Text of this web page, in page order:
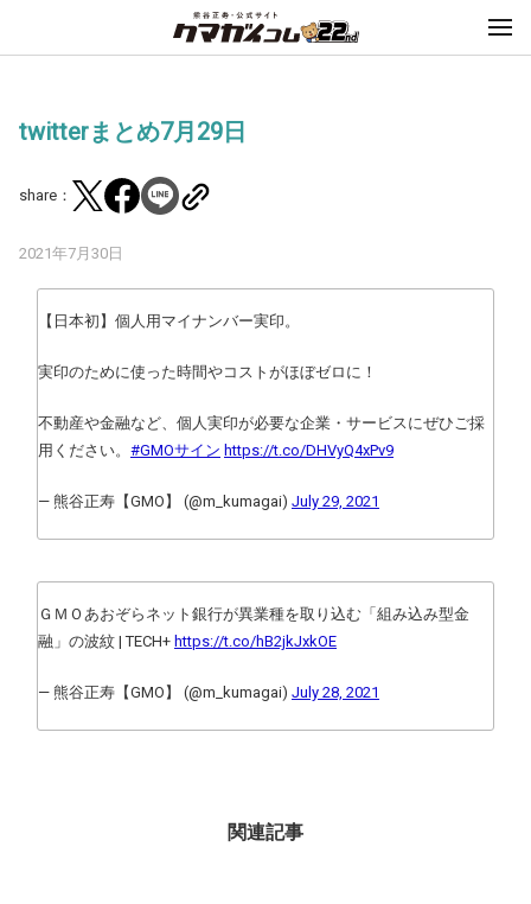
twitterまとめ7月29日
share：
2021年7月30日
【日本初】個人用マイナンバー実印。
実印のために使った時間やコストがほぼゼロに！
不動産や金融など、個人実印が必要な企業・サービスにぜひご採
用ください。 #GMOサイン https://t.co/DHVyQ4xPv9
— 熊谷正寿【GMO】 (@m_kumagai) July 29, 2021
ＧＭＯあおぞらネット銀行が異業種を取り込む「組み込み型金
融」の波紋 | TECH+ https://t.co/hB2jkJxkOE
— 熊谷正寿【GMO】 (@m_kumagai) July 28, 2021
関連記事